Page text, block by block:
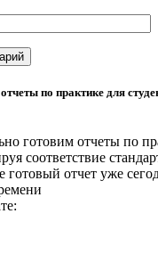
по практике для
готовим отчеты по
соответствие
готовый отчет уже